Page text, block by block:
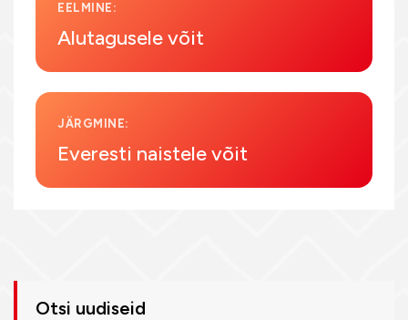
EELMINE:
Alutagusele võit
JÄRGMINE:
Everesti naistele võit
Otsi uudiseid